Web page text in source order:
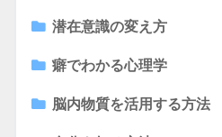
潜在意識の変え方
癖でわかる心理学
脳内物質を活用する方法